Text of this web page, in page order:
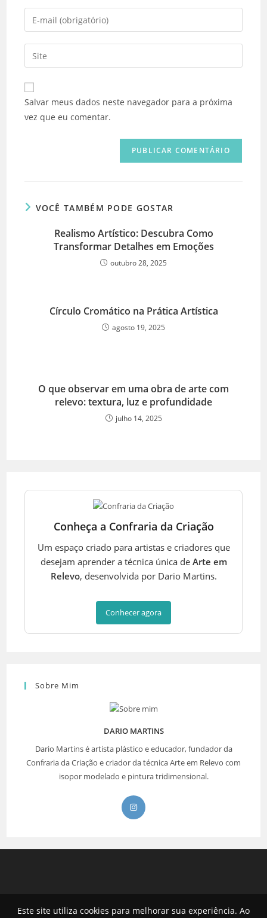
nome
ou
de
usuário
para
comentar
Digite
seu
endereço
de
mail
para
comentar
Digite
o
URL
do
Salvar meus dados neste navegador para a próxima
vez que eu comentar.
VOCÊ TAMBÉM PODE GOSTAR
Realismo Artístico: Descubra Como
Transformar Detalhes em Emoções
outubro 28, 2025
Círculo Cromático na Prática Artística
agosto 19, 2025
O que observar em uma obra de arte com
relevo: textura, luz e profundidade
julho 14, 2025
Conheça a Confraria da Criação
Um espaço criado para artistas e criadores que
desejam aprender a técnica única de Arte em
Relevo, desenvolvida por Dario Martins.
Conhecer agora
Sobre Mim
DARIO MARTINS
Dario Martins é artista plástico e educador, fundador da
Confraria da Criação e criador da técnica Arte em Relevo com
isopor modelado e pintura tridimensional.
Abre
nova
Este site utiliza cookies para melhorar sua experiência. Ao